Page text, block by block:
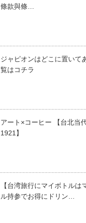
條款與條…
ジャピオンはどこに置いて
覧はコチラ
アート×コーヒー 【台北当
1921】
【台湾旅行にマイボトルは
ル持参でお得にドリン…